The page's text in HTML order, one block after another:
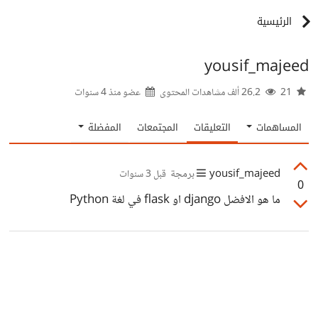
الرئيسية
yousif_majeed
عضو منذ4 سنوات
المساهمات التعليقات المجتمعات المفضلة
0
yousif_majeed برمجة قبل 3 سنوات
ما هو الافضل django او flask في لغة Python